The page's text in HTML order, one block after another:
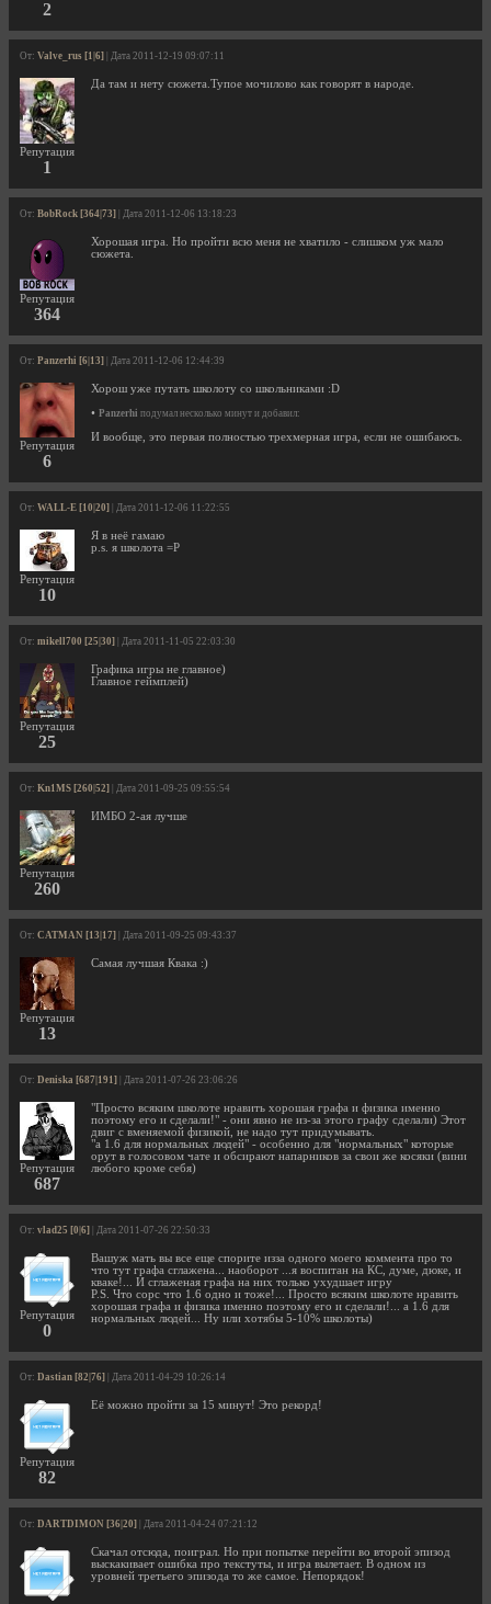
2
От: Valve_rus [1|6] | Дата 2011-12-19 09:07:11
Репутация
1
Да там и нету сюжета.Тупое мочилово как говорят в народе.
От: BobRock [364|73] | Дата 2011-12-06 13:18:23
Репутация
364
Хорошая игра. Но пройти всю меня не хватило - слишком уж мало
сюжета.
От: Panzerhi [6|13] | Дата 2011-12-06 12:44:39
Репутация
6
Хорош уже путать школоту со школьниками :D
• Panzerhi подумал несколько минут и добавил:
И вообще, это первая полностью трехмерная игра, если не ошибаюсь.
От: WALL-E [10|20] | Дата 2011-12-06 11:22:55
Репутация
10
Я в неё гамаю
p.s. я школота =P
От: mikell700 [25|30] | Дата 2011-11-05 22:03:30
Репутация
25
Графика игры не главное)
Главное геймплей)
От: Kn1MS [260|52] | Дата 2011-09-25 09:55:54
Репутация
260
ИМБО 2-ая лучше
От: CATMAN [13|17] | Дата 2011-09-25 09:43:37
Репутация
13
Самая лучшая Квака :)
От: Deniska [687|191] | Дата 2011-07-26 23:06:26
Репутация
687
"Просто всяким школоте нравить хорошая графа и физика именно
поэтому его и сделали!" - они явно не из-за этого графу сделали) Этот
двиг с вменяемой физикой, не надо тут придумывать.
"а 1.6 для нормальных людей" - особенно для "нормальных" которые
орут в голосовом чате и обсирают напарников за свои же косяки (вини
любого кроме себя)
От: vlad25 [0|6] | Дата 2011-07-26 22:50:33
Репутация
0
Вашуж мать вы все еще спорите изза одного моего коммента про то
что тут графа сглажена... наоборот ...я воспитан на КС, думе, дюке, и
кваке!... И сглаженая графа на них только ухудшает игру
P.S. Что сорс что 1.6 одно и тоже!... Просто всяким школоте нравить
хорошая графа и физика именно поэтому его и сделали!... а 1.6 для
нормальных людей... Ну или хотябы 5-10% школоты)
От: Dastian [82|76] | Дата 2011-04-29 10:26:14
Репутация
82
Её можно пройти за 15 минут! Это рекорд!
От: DARTDIMON [36|20] | Дата 2011-04-24 07:21:12
Скачал отсюда, поиграл. Но при попытке перейти во второй эпизод
выскакивает ошибка про текстуты, и игра вылетает. В одном из
уровней третьего эпизода то же самое. Непорядок!